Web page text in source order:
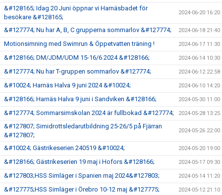
&#128165; Idag 20 Juni öppnar vi Harnäsbadet för
besökare &#128165;
2024-06-20 16:20
&#127774; Nu har A, B, C grupperna sommarlov &#127774; 2024-06-18 21:40
Motionsimning med Swimrun & Öppetvatten träning ! 2024-06-17 11:30
&#128166; DM/JDM/UDM 15-16/6 2024 &#128166; 2024-06-14 10:30
&#127774; Nu har T-gruppen sommarlov &#127774; 2024-06-12 22:58
&#10024; Harnäs Halva 9 juni 2024 &#10024; 2024-06-10 14:20
&#128166; Harnäs Halva 9 juni i Sandviken &#128166; 2024-05-30 11:00
&#127774; Sommarsimskolan 2024 är fullbokad &#127774; 2024-05-28 13:25
&#127807; Simidrottsledarutbildning 25-26/5 på Fjärran
&#127807;
2024-05-26 22:00
&#10024; Gästrikeserien 240519 &#10024; 2024-05-20 19:00
&#128166; Gästrikeserien 19 maj i Hofors &#128166; 2024-05-17 09:30
&#127803;HSS Simläger i Spanien maj 2024&#127803; 2024-05-14 11:20
&#127775;HSS Simläger i Örebro 10-12 maj &#127775; 2024-05-12 21:10